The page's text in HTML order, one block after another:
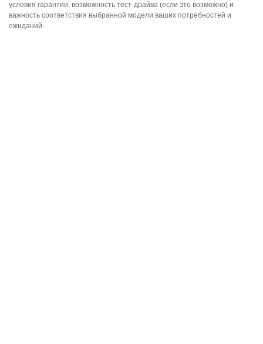
условия гарантии, возможность тест-драйва (если это возможно) и
важность соответствия выбранной модели ваших потребностей и
ожиданий.